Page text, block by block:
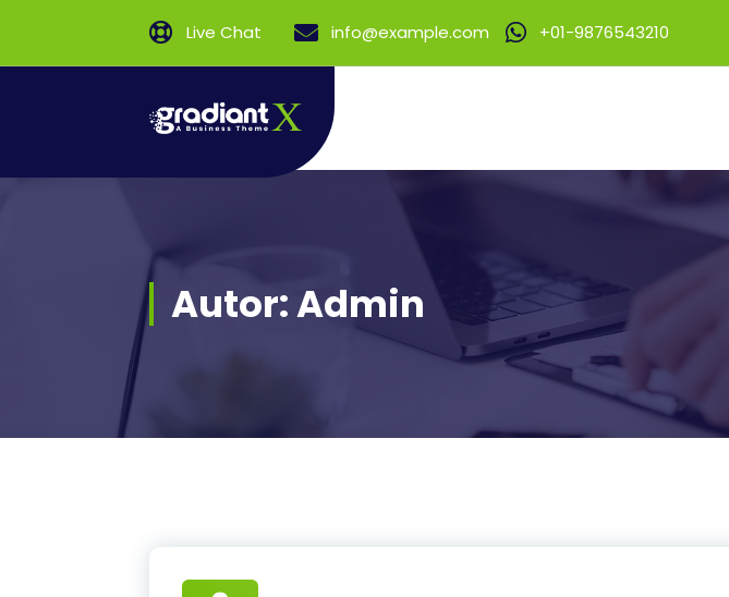
Live Chat info@example.com +01-9876543210
Autor: Admin